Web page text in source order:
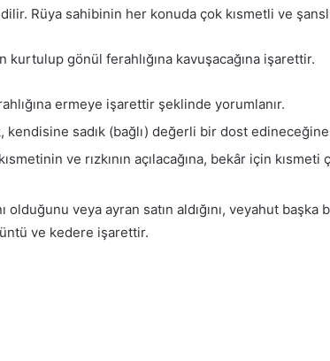
Rüya sahibinin her konuda çok kısmetli ve
kurtulup gönül ferahlığına kavuşacağına işarettir.
ermeye işarettir şeklinde yorumlanır.
sadık (bağlı) değerli bir dost
ve rızkının açılacağına, bekâr için
olduğunu veya ayran satın aldığını, veyahut
ve kedere işarettir.